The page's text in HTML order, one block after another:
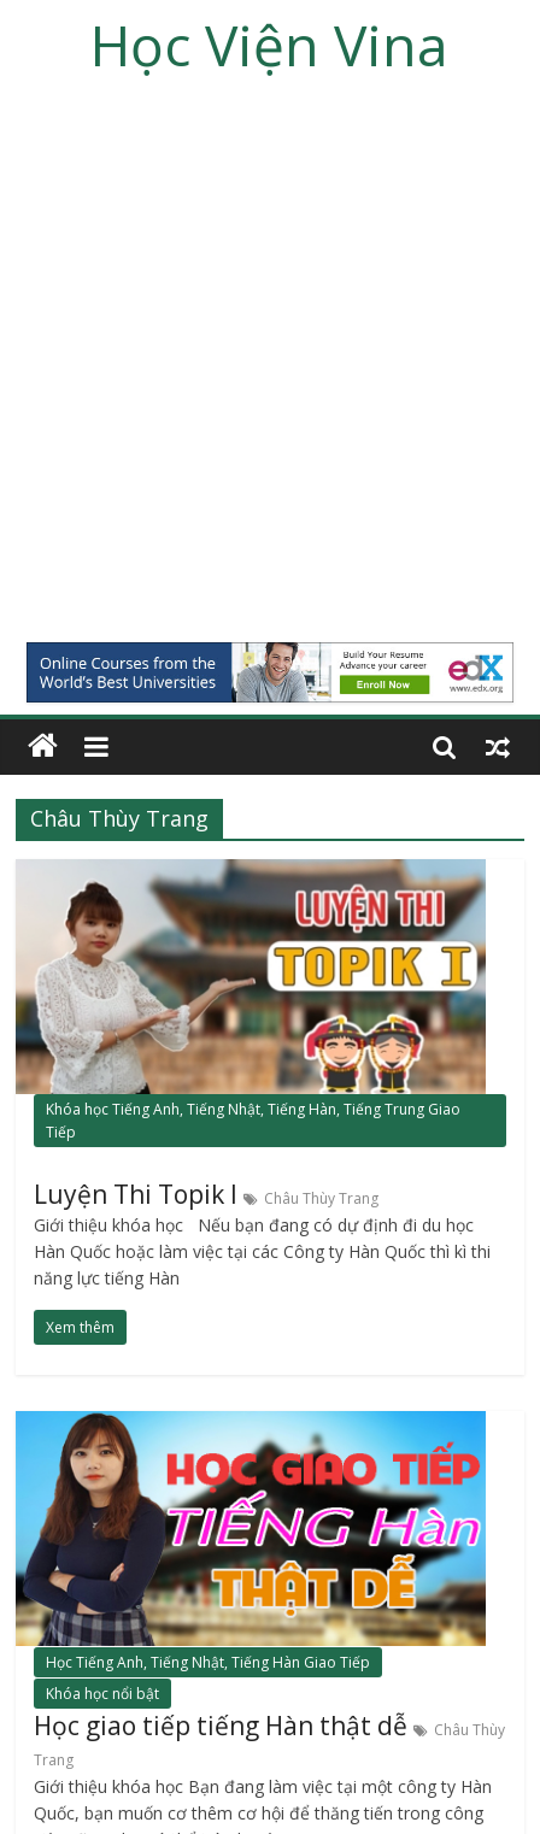
Học Viện Vina
Châu Thùy Trang
Khóa học Tiếng Anh, Tiếng Nhật, Tiếng Hàn, Tiếng Trung Giao
Tiếp
Luyện Thi Topik I Châu Thùy Trang
Giới thiệu khóa học Nếu bạn đang có dự định đi du học
Hàn Quốc hoặc làm việc tại các Công ty Hàn Quốc thì kì thi
năng lực tiếng Hàn
Xem thêm
Học Tiếng Anh, Tiếng Nhật, Tiếng Hàn Giao Tiếp
Khóa học nổi bật
Học giao tiếp tiếng Hàn thật dễ
Châu Thùy
Trang
Giới thiệu khóa học Bạn đang làm việc tại một công ty Hàn
Quốc, bạn muốn cơ thêm cơ hội để thăng tiến trong công